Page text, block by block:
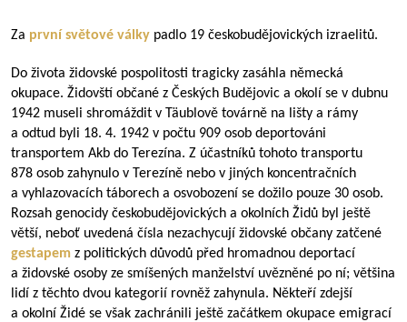
Za první světové války padlo 19 českobudějovických izraelitů.
Do života židovské pospolitosti tragicky zasáhla německá
okupace. Židovští občané z Českých Budějovic a okolí se v dubnu
1942 museli shromáždit v Täublově továrně na lišty a rámy
a odtud byli 18. 4. 1942 v počtu 909 osob deportováni
transportem Akb do Terezína. Z účastníků tohoto transportu
878 osob zahynulo v Terezíně nebo v jiných koncentračních
a vyhlazovacích táborech a osvobození se dožilo pouze 30 osob.
Rozsah genocidy českobudějovických a okolních Židů byl ještě
větší, neboť uvedená čísla nezachycují židovské občany zatčené
gestapem z politických důvodů před hromadnou deportací
a židovské osoby ze smíšených manželství uvězněné po ní; většina
lidí z těchto dvou kategorií rovněž zahynula. Někteří zdejší
a okolní Židé se však zachránili ještě začátkem okupace emigrací